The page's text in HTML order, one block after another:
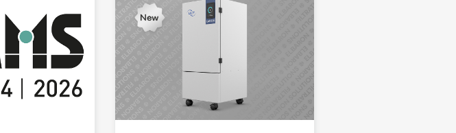
+41 22 342 36 50
Deutschschweizer Büro
+41 56 470 14 55
elbaron@elbaron.ch